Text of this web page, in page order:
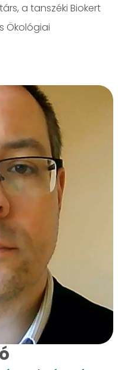
a tanszéki Biokert
Ökológiai